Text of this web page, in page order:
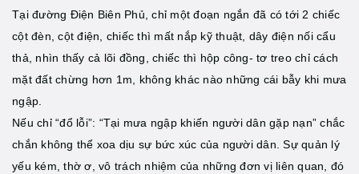
Tại đường Điện Biên Phủ, chỉ một đoạn ngắn đã có tới 2 chiếc
cột đèn, cột điện, chiếc thì mất nắp kỹ thuật, dây điện nối cẩu
thả, nhìn thấy cả lõi đồng, chiếc thì hộp công- tơ treo chỉ cách
mặt đất chừng hơn 1m, không khác nào những cái bẫy khi mưa
ngập.
Nếu chỉ “đổ lỗi”: “Tại mưa ngập khiến người dân gặp nạn” chắc
chắn không thể xoa dịu sự bức xúc của người dân. Sự quản lý
yếu kém, thờ ơ, vô trách nhiệm của những đơn vị liên quan, đó